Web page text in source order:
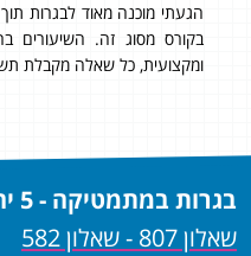
הגעתי מוכנה מאוד לבגרות
בקורס מסוג זה. השיעורים
ומקצועית, כל שאלה מקבלת
בגרות במתמטיקה - 5 יחידות
שאלון 807 - שאלון 582